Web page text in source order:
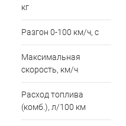
кг
Разгон 0-100 км/ч, с
Максимальная
скорость, км/ч
Расход топлива
(комб.), л/100 км